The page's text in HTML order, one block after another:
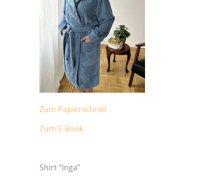
Zum Papierschnitt
Zum E-Book
Shirt “Inga”